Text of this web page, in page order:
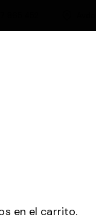
en el carrito.